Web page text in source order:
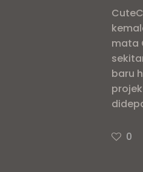
mata
baru
0